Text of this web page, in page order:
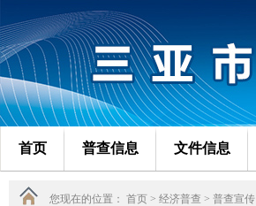
首页 普查信息 文件信息
您现在的位置： 首页 > 经济普查 > 普查宣传